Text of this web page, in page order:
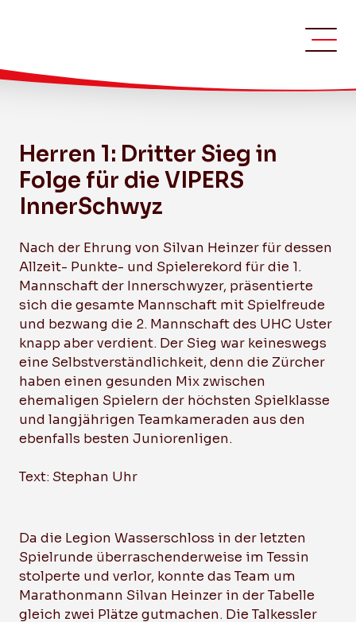
Herren 1: Dritter Sieg in
Folge für die VIPERS
InnerSchwyz
Nach der Ehrung von Silvan Heinzer für dessen
Allzeit- Punkte- und Spielerekord für die 1.
Mannschaft der Innerschwyzer, präsentierte
sich die gesamte Mannschaft mit Spielfreude
und bezwang die 2. Mannschaft des UHC Uster
knapp aber verdient. Der Sieg war keineswegs
eine Selbstverständlichkeit, denn die Zürcher
haben einen gesunden Mix zwischen
ehemaligen Spielern der höchsten Spielklasse
und langjährigen Teamkameraden aus den
ebenfalls besten Juniorenligen.
Text: Stephan Uhr
Da die Legion Wasserschloss in der letzten
Spielrunde überraschenderweise im Tessin
stolperte und verlor, konnte das Team um
Marathonmann Silvan Heinzer in der Tabelle
gleich zwei Plätze gutmachen. Die Talkessler